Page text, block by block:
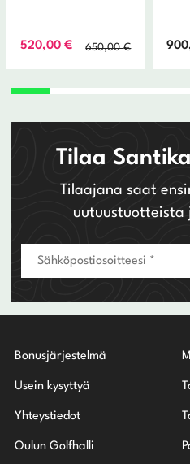
650,00€
520,00€
Nykyinen
Tilaa
Tilaajana saat
uutuustuotteista
Bonusjärjestelmä
Usein kysyttyä
Yhteystiedot
Oulun Golfhalli